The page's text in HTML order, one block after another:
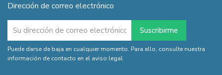
Dirección de correo electrónico
Puede darse de baja en cualquier momento. Para ello, consulte nuestra
información de contacto en el aviso legal.